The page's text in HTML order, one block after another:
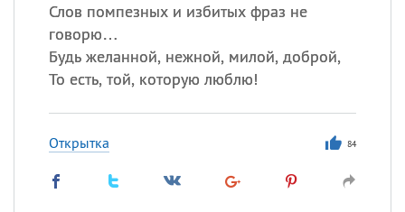
Слов помпезных и избитых фраз не
говорю…
Будь желанной, нежной, милой, доброй,
То есть, той, которую люблю!
Открытка 84